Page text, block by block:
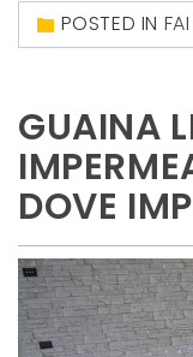
POSTED IN
GUAINA
DOVE